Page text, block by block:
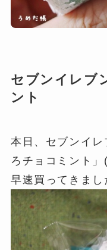
セブンイレブ
ント
本日、セブンイレ
ろチョコミント
早速買ってきまし